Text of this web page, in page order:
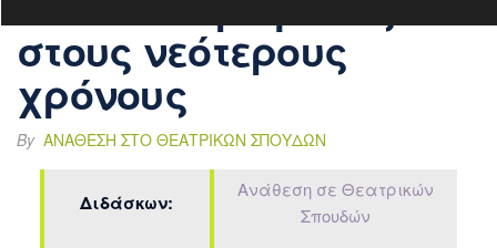
στους νεότερους
χρόνους
By ΑΝΆΘΕΣΗ ΣΤΟ ΘΕΑΤΡΙΚΏΝ ΣΠΟΥΔΏΝ
Διδάσκων:
Ανάθεση σε Θεατρικών
Σπουδών